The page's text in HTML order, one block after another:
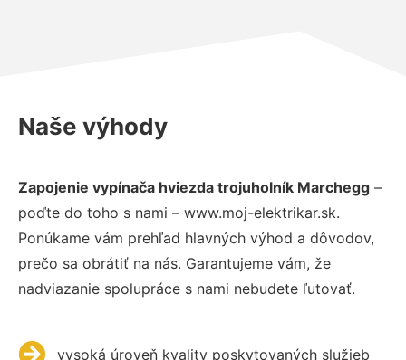
Naše výhody
Zapojenie vypínača hviezda trojuholník Marchegg –
poďte do toho s nami – www.moj-elektrikar.sk.
Ponúkame vám prehľad hlavných výhod a dôvodov,
prečo sa obrátiť na nás. Garantujeme vám, že
nadviazanie spolupráce s nami nebudete ľutovať.
vysoká úroveň kvality poskytovaných služieb